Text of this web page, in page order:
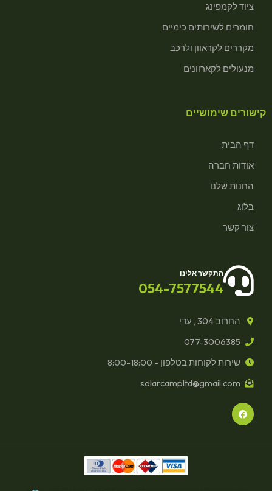
ציוד לקמפינג
חומרים לשירותים כימיים
מקררים לקראוון ולרכב
מנעולים לקארוונים
קישורים שימושיים
דף הבית
אודות חברה
החנות שלנו
בלוג
צור קשר
התקשר אלינו
054-7577544
החרוב 304 , עדי
077-3006385
שירות לקוחות בטלפון - 8:00-18:00
solarcampltd@gmail.com
F
a
c
o